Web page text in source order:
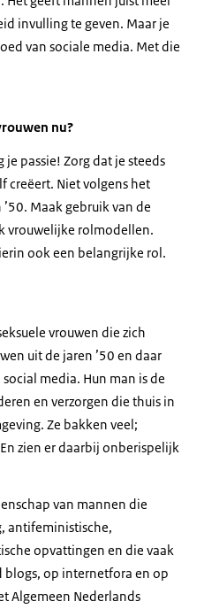
invulling te geven. Maar je
van sociale media. Met die
nu?
passie! Zorg dat je steeds
creëert. Niet volgens het
Maak gebruik van de
vrouwelijke rolmodellen.
ook een belangrijke rol.
vrouwen die zich
uit de jaren ’50 en daar
media. Hun man is de
en verzorgen die thuis in
Ze bakken veel;
zien er daarbij onberispelijk
van mannen die
antifeministische,
opvattingen en die vaak
op internetfora en op
Algemeen Nederlands